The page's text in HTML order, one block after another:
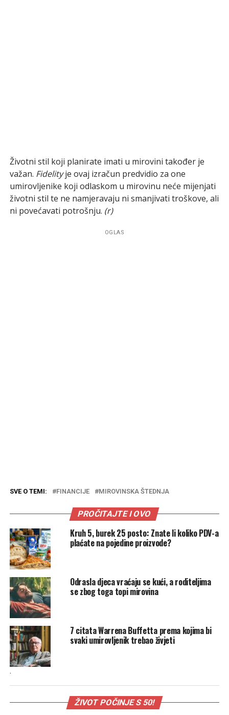
Životni stil koji planirate imati u mirovini također je
važan. Fidelityje ovaj izračun predvidio za one
umirovljenike koji odlaskom u mirovinu neće mijenjati
životni stil te ne namjeravaju ni smanjivati troškove, ali
ni povećavati potrošnju. (r)
OGLAS
SVE O TEMI: FINANCIJE MIROVINSKA ŠTEDNJA
PROČITAJTE I OVO
Kruh 5, burek 25 posto: Znate li koliko PDV-a
plaćate na pojedine proizvode?
Odrasla djeca vraćaju se kući, a roditeljima
se zbog toga topi mirovina
7 citata Warrena Buffetta prema kojima bi
svaki umirovljenik trebao živjeti
.
ŽIVOT POČINJE S 50!